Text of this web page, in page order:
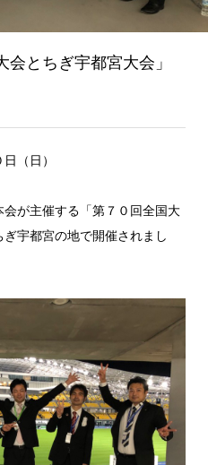
会とちぎ宇都宮大会」
（日）
が主催する「第７０回全国大
宇都宮の地で開催されまし